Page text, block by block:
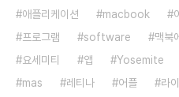
애플리케이션
macbook
프로그램
software 맥북
요세미티
앱 Yosemite
mas
레티나 어플 라